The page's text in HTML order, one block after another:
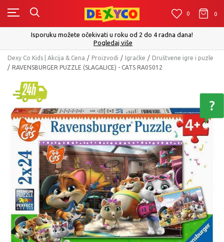
0 0 0
Isporuku možete očekivati u roku od 2 do 4 radna dana!
Pogledaj više
Dexy Co Kids | Akcija & Cena Proizvodi Igračke
Društvene igre i puzle
RAVENSBURGER PUZZLE (SLAGALICE) - CATS RA05012